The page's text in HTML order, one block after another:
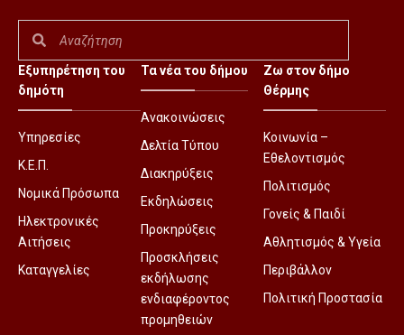
Εξυπηρέτηση του
δημότη
Υπηρεσίες
Κ.Ε.Π.
Νομικά Πρόσωπα
Ηλεκτρονικές
Αιτήσεις
Καταγγελίες
Τα νέα του δήμου
Ανακοινώσεις
Δελτία Τύπου
Διακηρύξεις
Εκδηλώσεις
Προκηρύξεις
Προσκλήσεις
εκδήλωσης
ενδιαφέροντος
προμηθειών
Ζω στον δήμο
Θέρμης
Κοινωνία –
Εθελοντισμός
Πολιτισμός
Γονείς & Παιδί
Αθλητισμός & Υγεία
Περιβάλλον
Πολιτική Προστασία